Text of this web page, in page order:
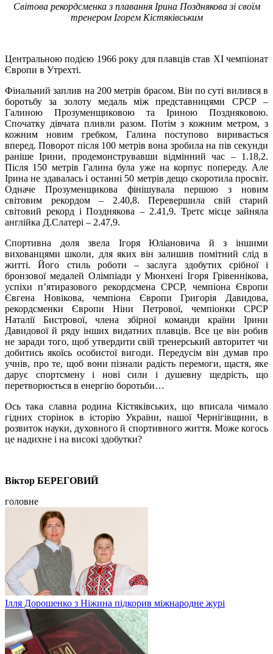
Світова рекордсменка з плавання Ірина Позднякова зі своїм
тренером Ігорем Кістяківським
Центральною подією 1966 року для плавців став XI чемпіонат
Європи в Утрехті.
Фінальний заплив на 200 метрів брасом. Він по суті вилився в
боротьбу за золоту медаль між представницями СРСР –
Галиною Прозуменщиковою та Іриною Поздняковою.
Спочатку дівчата пливли разом. Потім з кожним метром, з
кожним новим гребком, Галина поступово виривається
вперед. Поворот після 100 метрів вона зробила на пів секунди
раніше Ірини, продемонструвавши відмінний час – 1.18,2.
Після 150 метрів Галина була уже на корпус попереду. Але
Ірина не здавалась і останні 50 метрів дещо скоротила просвіт.
Одначе Прозуменщикова фінішувала першою з новим
світовим рекордом – 2.40,8. Перевершила свій старий
світовий рекорд і Позднякова – 2.41,9. Третє місце зайняла
англійка Д.Слатері – 2.47,9.
Спортивна доля звела Ігоря Юліановича й з іншими
вихованцями школи, для яких він залишив помітний слід в
житті. Його стиль роботи – заслуга здобутих срібної і
бронзової медалей Олімпіади у Мюнхені Ігоря Грівеннікова,
успіхи п’ятиразового рекордсмена СРСР, чемпіона Європи
Євгена Новікова, чемпіона Європи Григорія Давидова,
рекордсменки Європи Ніни Петрової, чемпіонки СРСР
Наталії Бистрової, члена збірної команди країни Ірини
Давидової й ряду інших видатних плавців. Все це він робив
не заради того, щоб утвердити свій тренерський авторитет чи
добитись якоїсь особистої вигоди. Передусім він думав про
учнів, про те, щоб вони пізнали радість перемоги, щастя, яке
дарує спортсмену і нові сили і душевну щедрість, що
перетворюється в енергію боротьби…
Ось така славна родина Кістяківських, що вписала чимало
гідних сторінок в історію України, нашої Чернігівщини, в
розвиток науки, духовного й спортивного життя. Може когось
це надихне і на високі здобутки?
Віктор БЕРЕГОВИЙ
головне
Ілля Дорошенко з Ніжина підкорив міжнародне журі